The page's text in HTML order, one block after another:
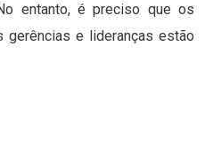
entanto, é preciso que os
gerências e lideranças estão